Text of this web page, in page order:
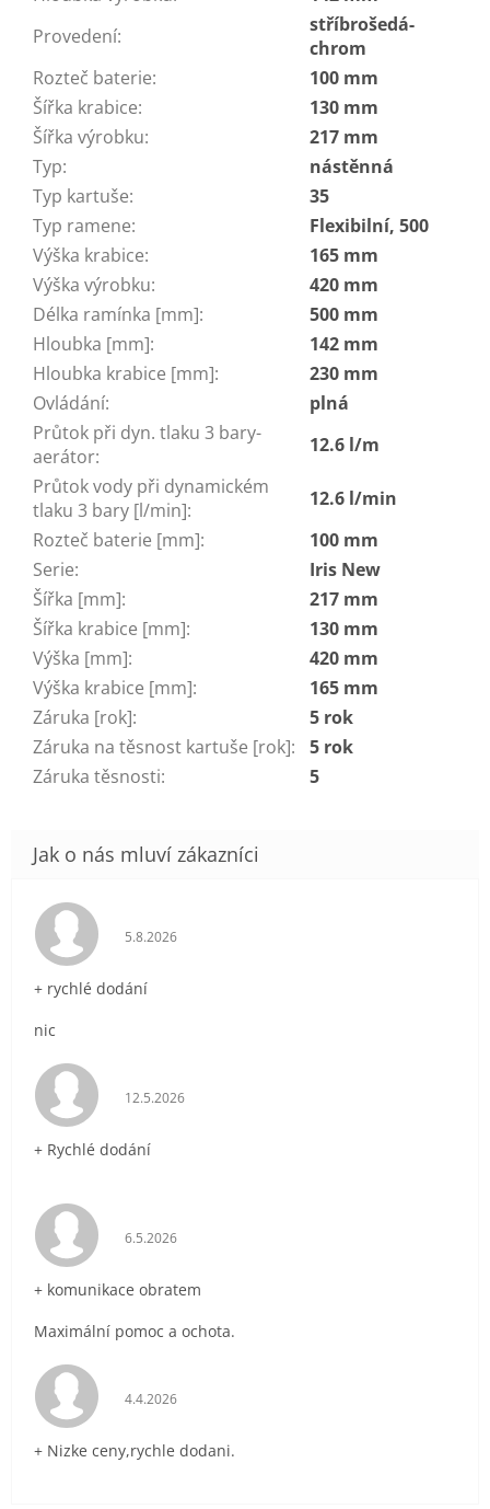
Provedení:
stříbrošedá-
chrom
Rozteč baterie:
100 mm
Šířka krabice:
130 mm
Šířka výrobku:
217 mm
Typ:
nástěnná
Typ kartuše:
35
Typ ramene:
Flexibilní, 500
Výška krabice:
165 mm
Výška výrobku:
420 mm
Délka ramínka [mm]:
500 mm
Hloubka [mm]:
142 mm
Hloubka krabice [mm]:
230 mm
Ovládání:
plná
Průtok při dyn. tlaku 3 bary-
aerátor:
12.6 l/m
Průtok vody při dynamickém
tlaku 3 bary [l/min]:
12.6 l/min
Rozteč baterie [mm]:
100 mm
Serie:
Iris New
Šířka [mm]:
217 mm
Šířka krabice [mm]:
130 mm
Výška [mm]:
420 mm
Výška krabice [mm]:
165 mm
Záruka [rok]:
5 rok
Záruka na těsnost kartuše [rok]:
5 rok
Záruka těsnosti: 5
Hodnocení obchodu je 5 z 5 hvězdiček.
5.8.2026
+ rychlé dodání
nic
Hodnocení obchodu je 5 z 5 hvězdiček.
12.5.2026
+ Rychlé dodání
Hodnocení obchodu je 5 z 5 hvězdiček.
6.5.2026
+ komunikace obratem
Maximální pomoc a ochota.
Hodnocení obchodu je 5 z 5 hvězdiček.
4.4.2026
+ Nizke ceny,rychle dodani.